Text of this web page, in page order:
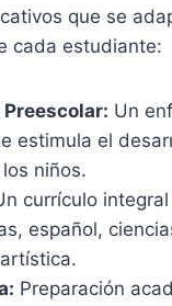
que se
cada estudiante:
Un
estimula el
niños.
currículo
español,
Preparación